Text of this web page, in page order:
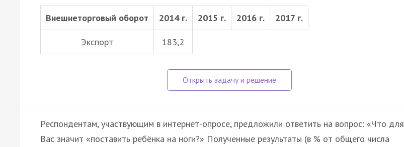
Внешнеторговый оборот 2014 г. 2015 г. 2016 г. 2017 г.
Экспорт 183,2
Респондентам, участвующим в интернет-опросе, предложили ответить на вопрос: «Что для
Вас значит «поставить ребёнка на ноги?» Полученные результаты (в % от общего числа